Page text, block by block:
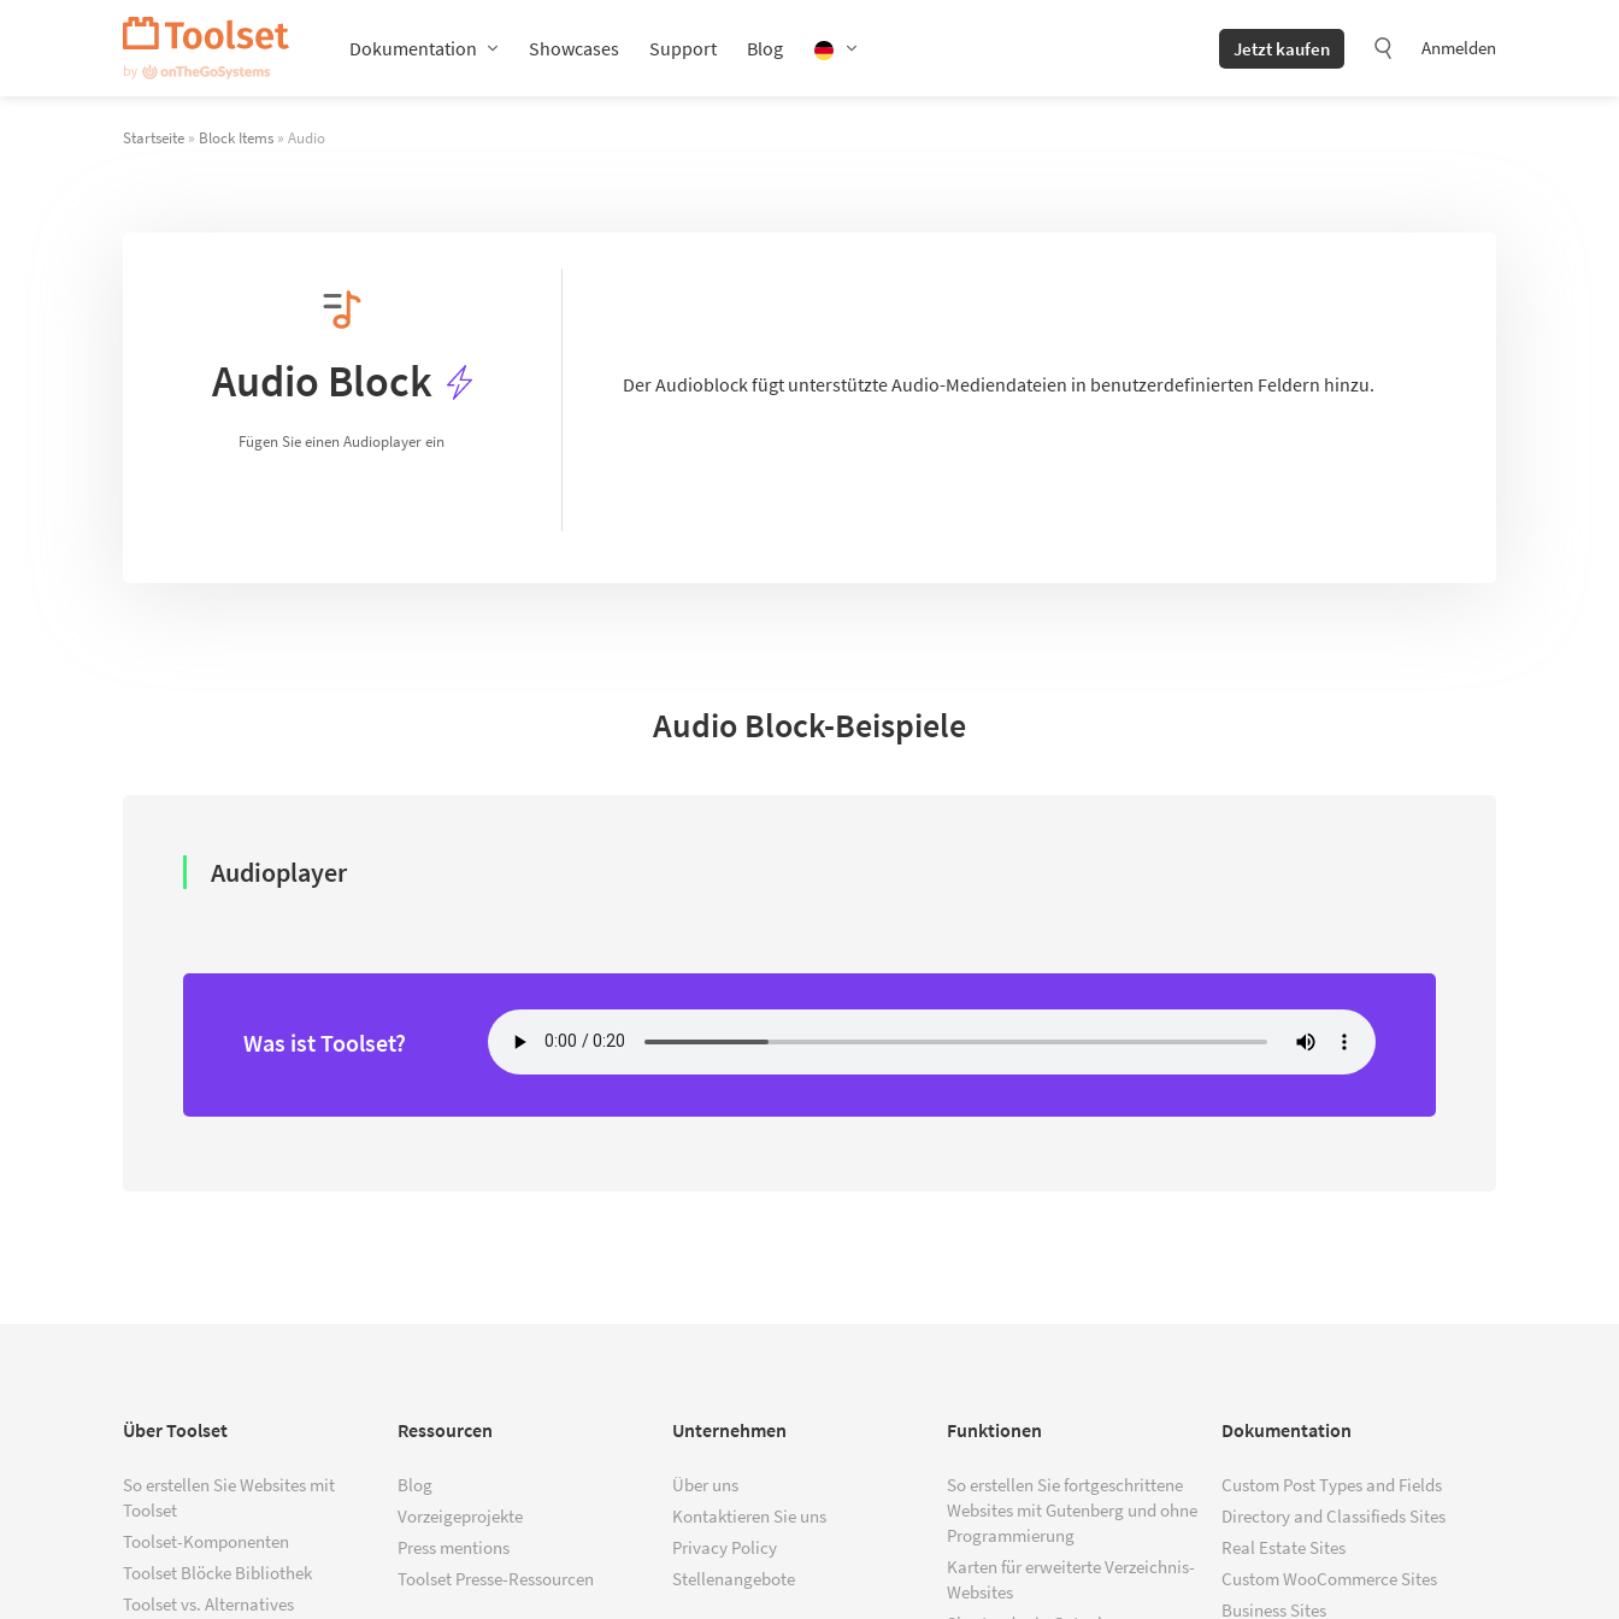
Dokumentation Showcases Support Blog Jetzt kaufen Anmelden
Startseite » Block Items » Audio
Audio Block
Fügen Sie einen Audioplayer ein
Der Audioblock fügt unterstützte Audio-Mediendateien in benutzerdefinierten Feldern hinzu.
Audio Block-Beispiele
Audioplayer
Was ist Toolset?
Über Toolset
So erstellen Sie Websites mit
Toolset
Toolset-Komponenten
Toolset Blöcke Bibliothek
Toolset vs. Alternatives
Ressourcen
Blog
Vorzeigeprojekte
Press mentions
Toolset Presse-Ressourcen
Unternehmen
Über uns
Kontaktieren Sie uns
Privacy Policy
Stellenangebote
Funktionen
So erstellen Sie fortgeschrittene
Websites mit Gutenberg und ohne
Programmierung
Karten für erweiterte Verzeichnis-
Websites
Dokumentation
Custom Post Types and Fields
Directory and Classifieds Sites
Real Estate Sites
Custom WooCommerce Sites
Business Sites